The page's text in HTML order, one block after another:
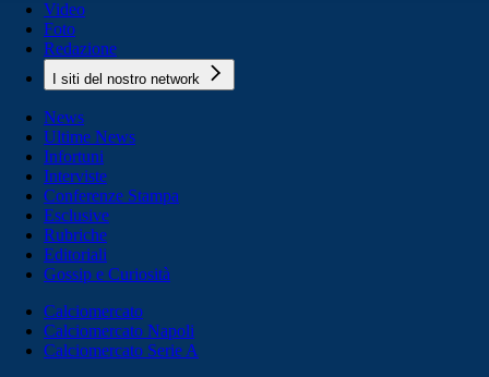
Video
Foto
Redazione
I siti del nostro network
News
Ultime News
Infortuni
Interviste
Conferenze Stampa
Esclusive
Rubriche
Editoriali
Gossip e Curiosità
Calciomercato
Calciomercato Napoli
Calciomercato Serie A